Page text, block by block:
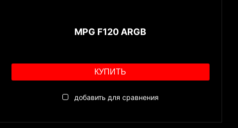
MPG F120 ARGB
КУПИТЬ
добавить для сравнения